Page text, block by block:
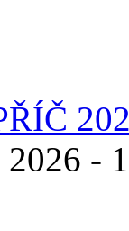
2026 -